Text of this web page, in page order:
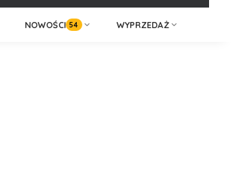
NOWOŚCI 54 WYPRZEDAŻ